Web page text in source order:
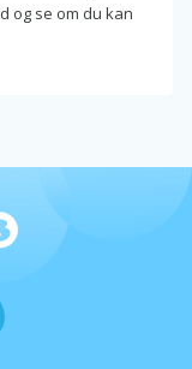
og se om du kan